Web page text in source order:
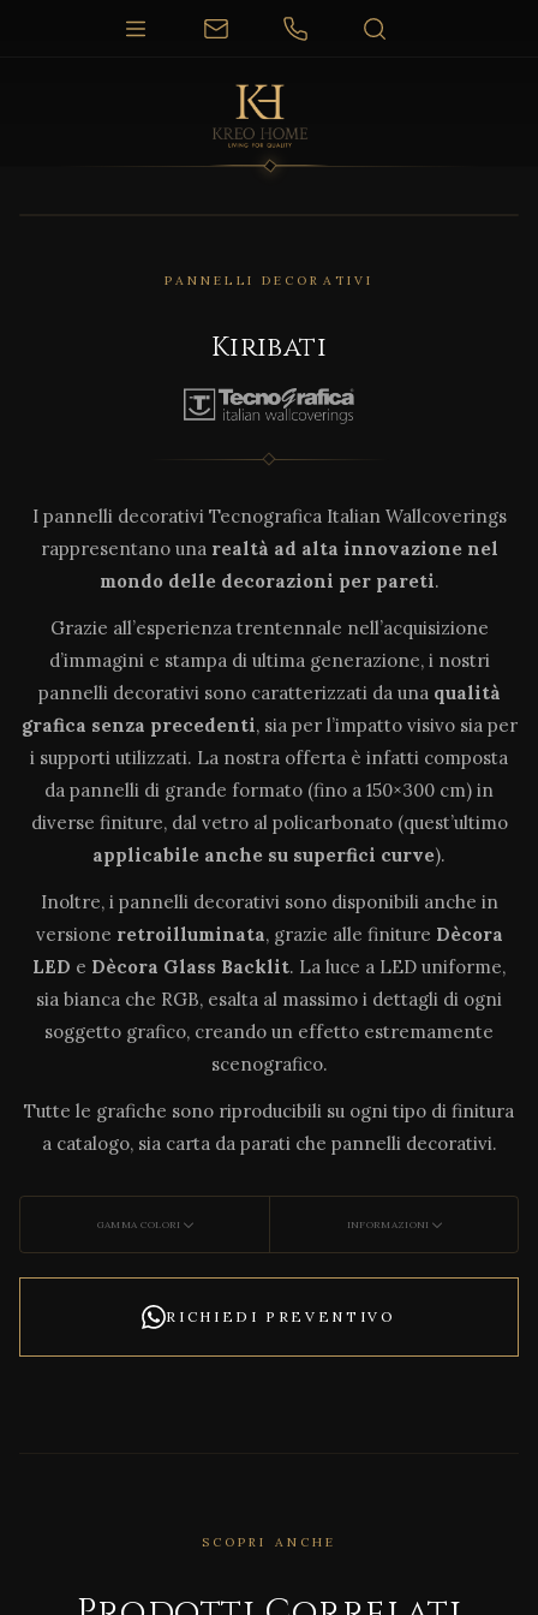
PANNELLI DECORATIVI
Kiribati
I pannelli decorativi Tecnografica Italian Wallcoverings
rappresentano una realtà ad alta innovazione nel
mondo delle decorazioni per pareti.
Grazie all’esperienza trentennale nell’acquisizione
d’immagini e stampa di ultima generazione, i nostri
pannelli decorativi sono caratterizzati da una qualità
grafica senza precedenti, sia per l’impatto visivo sia per
i supporti utilizzati. La nostra offerta è infatti composta
da pannelli di grande formato (fino a 150×300 cm) in
diverse finiture, dal vetro al policarbonato (quest’ultimo
applicabile anche su superfici curve).
Inoltre, i pannelli decorativi sono disponibili anche in
versione retroilluminata, grazie alle finiture Dècora
LED e Dècora Glass Backlit. La luce a LED uniforme,
sia bianca che RGB, esalta al massimo i dettagli di ogni
soggetto grafico, creando un effetto estremamente
scenografico.
Tutte le grafiche sono riproducibili su ogni tipo di finitura
a catalogo, sia carta da parati che pannelli decorativi.
GAMMA COLORI INFORMAZIONI
RICHIEDI PREVENTIVO
SCOPRI ANCHE